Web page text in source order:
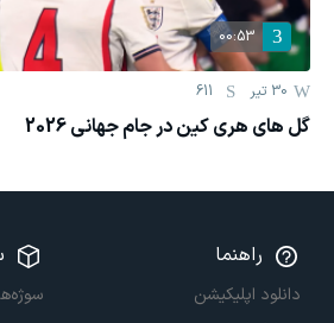
00:53
30 تیر 611
گل های هری کین در جام جهانی 2026
راهنما
دانلود اپلیکیشن